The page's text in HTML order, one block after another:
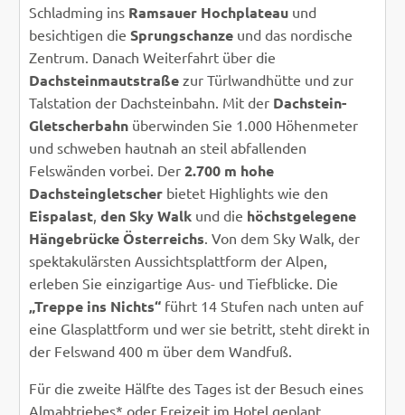
Schladming ins Ramsauer Hochplateau und
besichtigen dieSprungschanze und das nordische
Zentrum. Danach Weiterfahrt über die
Dachsteinmautstraße zur Türlwandhütte und zur
Talstation der Dachsteinbahn. Mit der Dachstein-
Gletscherbahn überwinden Sie 1.000 Höhenmeter
und schweben hautnah an steil abfallenden
Felswänden vorbei. Der2.700 m hohe
Dachsteingletscher bietet Highlights wie den
Eispalast,den Sky Walk und die höchstgelegene
Hängebrücke Österreichs. Von dem Sky Walk, der
spektakulärsten Aussichtsplattform der Alpen,
erleben Sie einzigartige Aus- und Tiefblicke. Die
„Treppe ins Nichts“ führt 14 Stufen nach unten auf
eine Glasplattform und wer sie betritt, steht direkt in
der Felswand 400 m über dem Wandfuß.
Für die zweite Hälfte des Tages ist der Besuch eines
Almabtriebes* oder Freizeit im Hotel geplant.